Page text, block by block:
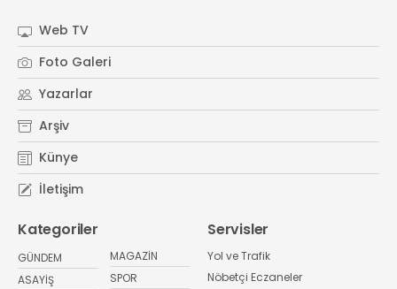
Web TV
Foto Galeri
Yazarlar
Arşiv
Künye
İletişim
Kategoriler
GÜNDEM
ASAYİŞ
MAGAZİN
SPOR
Servisler
Yol ve Trafik
Nöbetçi Eczaneler